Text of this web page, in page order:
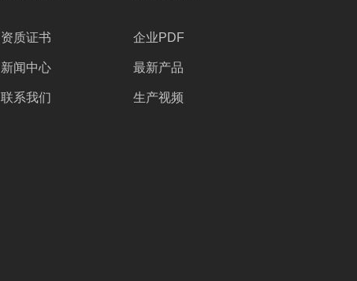
资质证书
新闻中心
联系我们
企业PDF
最新产品
生产视频